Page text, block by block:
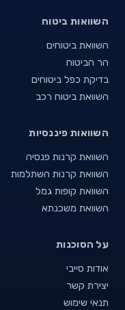
השוואות ביטוח
השוואת ביטוחים
הר הביטוח
בדיקת כפל ביטוחים
השוואת ביטוח רכב
השוואות פיננסיות
השוואת קרנות פנסיה
השוואת קרנות השתלמות
השוואת קופות גמל
השוואת משכנתא
על הסוכנות
אודות סייבי
יצירת קשר
תנאי שימוש